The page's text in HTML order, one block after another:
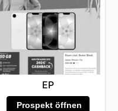
EP
Prospekt öffnen